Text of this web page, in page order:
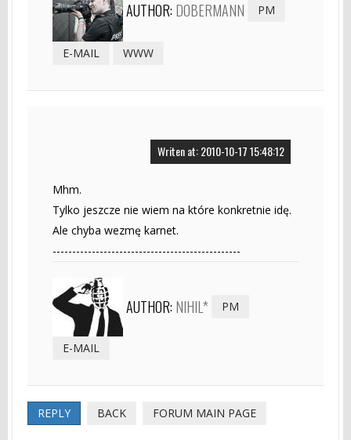
AUTHOR: DOBERMANN PM
E-MAIL WWW
Writen at: 2010-10-17 15:48:12
Mhm.
Tylko jeszcze nie wiem na które konkretnie idę.
Ale chyba wezmę karnet.
------------------------------------------------
AUTHOR: NIHIL* PM
E-MAIL
REPLY BACK FORUM MAIN PAGE